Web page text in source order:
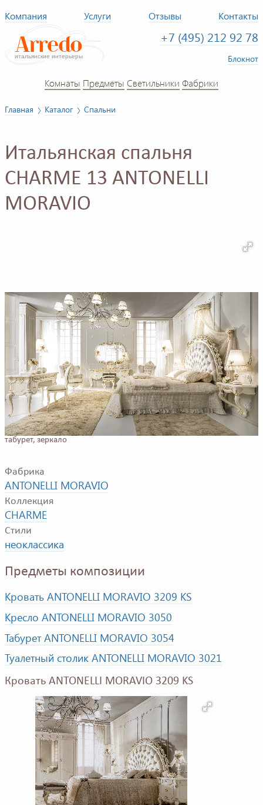
Компания Услуги Отзывы Контакты
+7 (495) 212 92 78
Блокнот
Комнаты Предметы Светильники Фабрики
Главная Каталог Спальни
Итальянская спальня
CHARME 13 ANTONELLI
MORAVIO
Пример композиции для спальной комнаты. В композицию входят:
двуспальная кровать, консоли, туалетные столики, ксресла,
табурет, зеркало
Фабрика
ANTONELLI MORAVIO
Коллекция
CHARME
Стили
неоклассика
Предметы композиции
Кровать ANTONELLI MORAVIO 3209 KS
Кресло ANTONELLI MORAVIO 3050
Табурет ANTONELLI MORAVIO 3054
Туалетный столик ANTONELLI MORAVIO 3021
Кровать ANTONELLI MORAVIO 3209 KS